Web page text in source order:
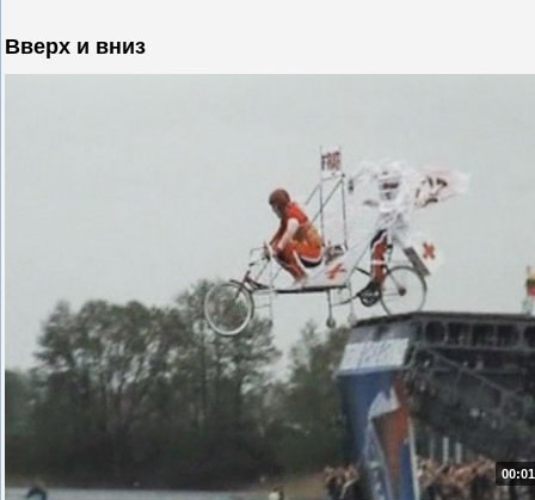
Вверх и вниз